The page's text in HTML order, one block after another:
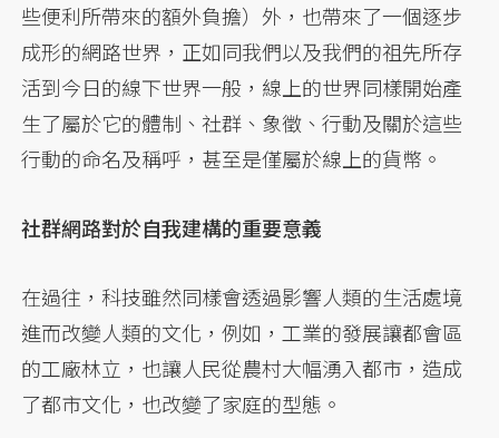
些便利所帶來的額外負擔）外，也帶來了一個逐步
成形的網路世界，正如同我們以及我們的祖先所存
活到今日的線下世界一般，線上的世界同樣開始產
生了屬於它的體制、社群、象徵、行動及關於這些
行動的命名及稱呼，甚至是僅屬於線上的貨幣。
社群網路對於自我建構的重要意義
在過往，科技雖然同樣會透過影響人類的生活處境
進而改變人類的文化，例如，工業的發展讓都會區
的工廠林立，也讓人民從農村大幅湧入都市，造成
了都市文化，也改變了家庭的型態。